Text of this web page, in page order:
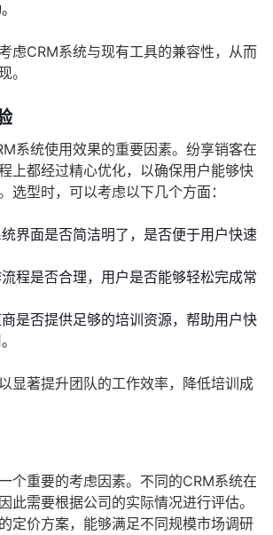
虑CRM系统与现有工具的兼容性，从而
。
系统使用效果的重要因素。纷享销客在
上都经过精心优化，以确保用户能够快
选型时，可以考虑以下几个方面：
统界面是否简洁明了，是否便于用户快速
流程是否合理，用户是否能够轻松完成常
商是否提供足够的培训资源，帮助用户快
显著提升团队的工作效率，降低培训成
个重要的考虑因素。不同的CRM系统在
此需要根据公司的实际情况进行评估。
定价方案，能够满足不同规模市场调研